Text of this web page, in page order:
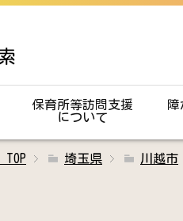
保育所等訪問支援
について
TOP 埼玉県 川越市